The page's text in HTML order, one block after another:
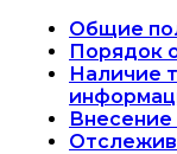
Общие
Порядок
Наличие
Внесение